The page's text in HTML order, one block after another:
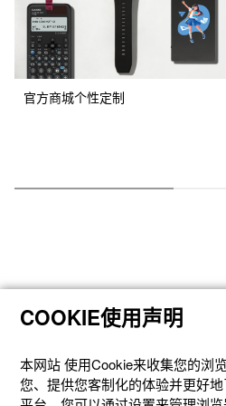
官方商城个性定制
产品
客户支持
COOKIE使用声明
本网站 使⽤Cookie来收集您的浏
您、提供您客制化的体验并更好